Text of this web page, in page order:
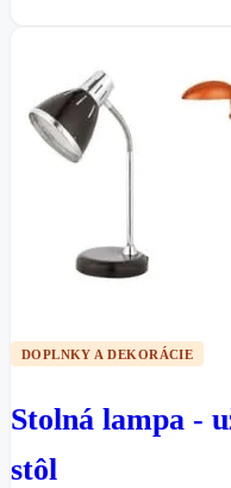
DOPLNKY A DEKORÁCIE
Stolná lampa -
stôl